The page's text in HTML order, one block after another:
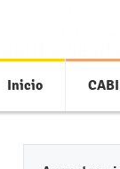
Inicio
de